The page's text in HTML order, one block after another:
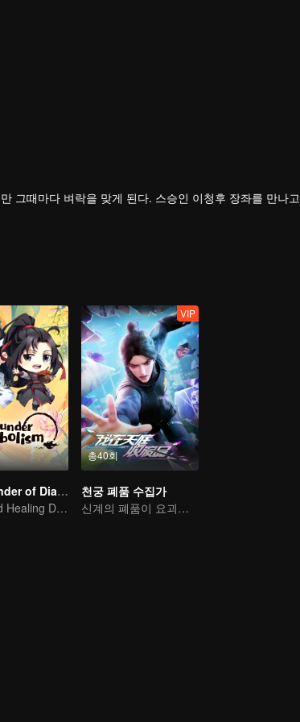
그때마다 벼락을 맞게 된다. 스승인 이청후 장좌를 만나고
The Founder of Diabolism Q
Warm and Healing Daily Life
총40회
VIP
천궁 폐품 수집가
신계의 폐품이 요괴와 마물을 처단한다